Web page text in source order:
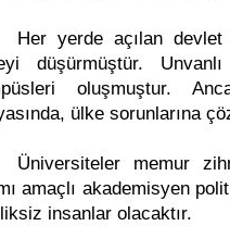
Her yerde açılan
düşürmüştür.
oluşmuştur.
ülke sorunlarına
Üniversiteler memur
amaçlı akademisyen
insanlar olacaktır.